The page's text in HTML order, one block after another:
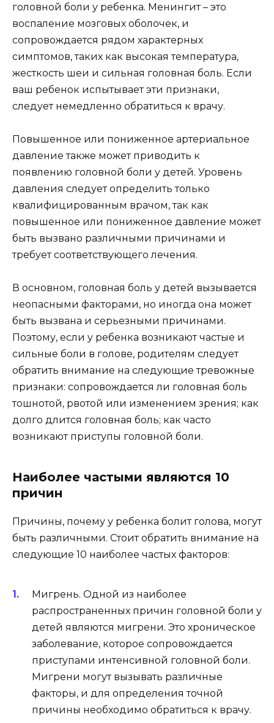
головной боли у ребенка. Менингит – это
воспаление мозговых оболочек, и
сопровождается рядом характерных
симптомов, таких как высокая температура,
жесткость шеи и сильная головная боль. Если
ваш ребенок испытывает эти признаки,
следует немедленно обратиться к врачу.
Повышенное или пониженное артериальное
давление также может приводить к
появлению головной боли у детей. Уровень
давления следует определить только
квалифицированным врачом, так как
повышенное или пониженное давление может
быть вызвано различными причинами и
требует соответствующего лечения.
В основном, головная боль у детей вызывается
неопасными факторами, но иногда она может
быть вызвана и серьезными причинами.
Поэтому, если у ребенка возникают частые и
сильные боли в голове, родителям следует
обратить внимание на следующие тревожные
признаки: сопровождается ли головная боль
тошнотой, рвотой или изменением зрения; как
долго длится головная боль; как часто
возникают приступы головной боли.
Наиболее частыми являются 10
причин
Причины, почему у ребенка болит голова, могут
быть различными. Стоит обратить внимание на
следующие 10 наиболее частых факторов:
Мигрень. Одной из наиболее
распространенных причин головной боли у
детей являются мигрени. Это хроническое
заболевание, которое сопровождается
приступами интенсивной головной боли.
Мигрени могут вызывать различные
факторы, и для определения точной
причины необходимо обратиться к врачу.